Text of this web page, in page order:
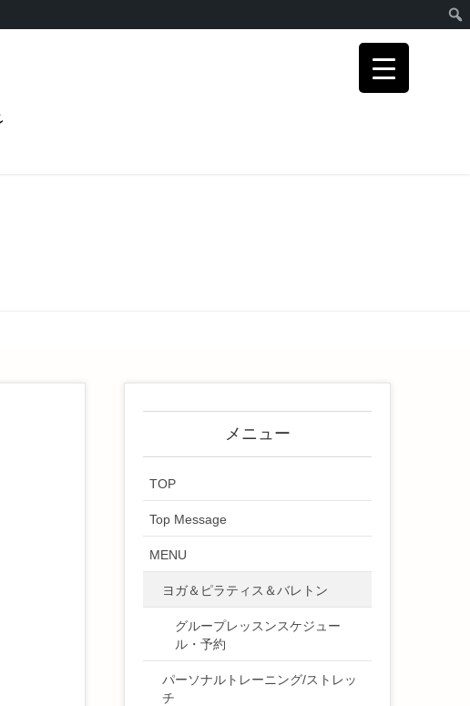
メニュー
TOP
Top Message
MENU
ヨガ＆ピラティス＆バレトン
グループレッスンスケジュー
ル・予約
パーソナルトレーニング/ストレッ
チ